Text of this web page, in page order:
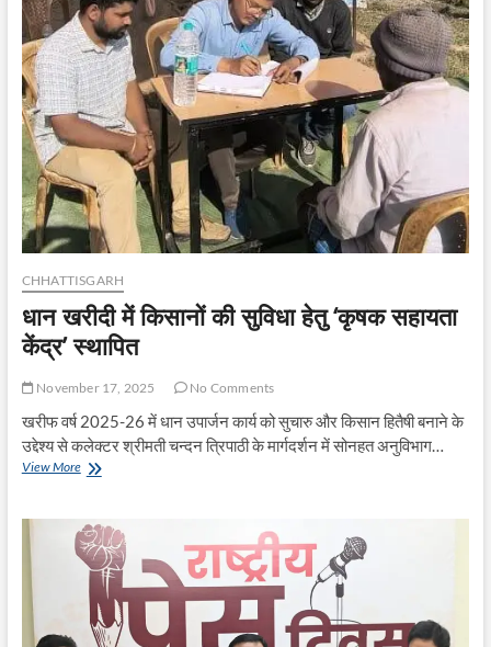
CHHATTISGARH
धान खरीदी में किसानों की सुविधा हेतु ‘कृषक सहायता
केंद्र’ स्थापित
November 17, 2025 No Comments
खरीफ वर्ष 2025-26 में धान उपार्जन कार्य को सुचारु और किसान हितैषी बनाने के
उद्देश्य से कलेक्टर श्रीमती चन्दन त्रिपाठी के मार्गदर्शन में सोनहत अनुविभाग…
View Moreधान
किसानों
की
सुविधा
‘कृषक
सहायता
केंद्र’